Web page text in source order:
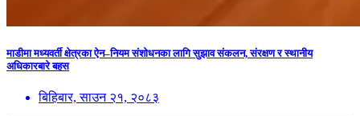
माडीमा मध्यवर्ती क्षेत्रका ऐन–नियम संशोधनका लागि सुझाव संकलन, संरक्षण र स्थानीय
अधिकारबारे बहस
बिहिबार, साउन २१, २०८३